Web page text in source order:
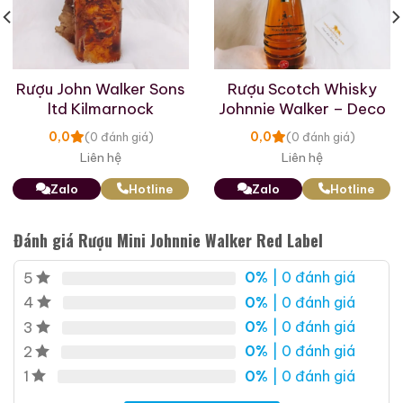
Medal
0,0
Monalisa
700ml / 40%
0,0 (0 đánh giá)
4.250.000 ₫
Zalo Hotline
Rượu John Walker Sons
ltd Kilmarnock
0,0 (0 đánh giá)
Liên hệ
Zalo Hotline
Rượu Scotch Whisky
Johnnie Walker – Deco
0,0 (0 đánh giá)
Liên hệ
Zalo Hotline
Đánh giá Rượu Mini Johnnie Walker Red Label
5 0% | 0 đánh giá
4
0% | 0 đánh giá
3
0% | 0 đánh giá
2
0% | 0 đánh giá
1
0% | 0 đánh giá